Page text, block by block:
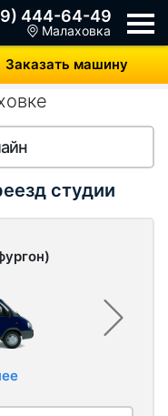
444-64-49
Заказать машину
Малаховка
студии